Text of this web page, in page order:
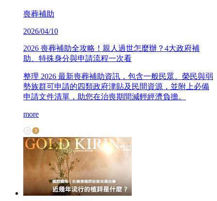
喪葬補助
2026/04/10
2026 喪葬補助全攻略！親人過世怎麼辦？4大政府補
助、特殊身分與申請流程一次看
整理 2026 最新喪葬補助資訊，包含一般民眾、榮民與弱
勢族群可申請的四類政府津貼及民間資源，並附上必備
申請文件清單，助您在治喪期間減輕經濟負擔。
more